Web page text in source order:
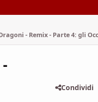
- Remix - Parte 4: gli
Condividi